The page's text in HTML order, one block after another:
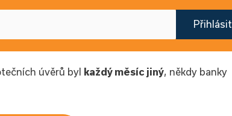
Přihlásit
úvěrů byl každý měsíc jiný, někdy banky